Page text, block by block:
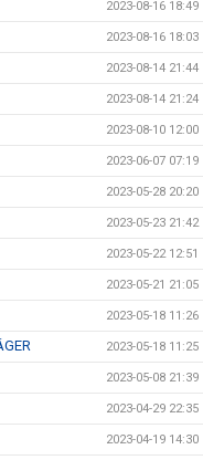
2023-08-16 18:49
2023-08-16 18:03
2023-08-14 21:44
2023-08-14 21:24
2023-08-10 12:00
2023-06-07 07:19
2023-05-28 20:20
2023-05-23 21:42
2023-05-22 12:51
2023-05-21 21:05
2023-05-18 11:26
2023-05-18 11:25
2023-05-08 21:39
2023-04-29 22:35
2023-04-19 14:30